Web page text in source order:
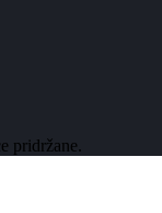
pridržane.